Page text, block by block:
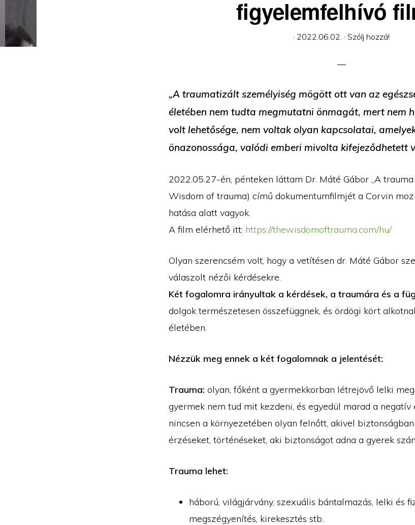
figyelemfelhívó
· 2022.06.02. · Szólj hozzá!
„A traumatizált személyiség mögött ott van az
életében nem tudta megmutatni önmagát, mert nem
volt lehetősége, nem voltak olyan kapcsolatai,
önazonossága, valódi emberi mivolta kifejeződhetett
2022.05.27-én, pénteken láttam Dr. Máté Gábor „A trauma
Wisdom of trauma) című dokumentumfilmjét a Corvin
hatása alatt vagyok.
A film elérhető itt: https://thewisdomoftrauma.com/hu/
Olyan szerencsém volt, hogy a vetítésen dr. Máté Gábor
válaszolt nézői kérdésekre.
Két fogalomra irányultak a kérdések, a traumára és a
dolgok természetesen összefüggnek, és ördögi kört
életében.
Nézzük meg ennek a két fogalomnak a jelentését:
Trauma: olyan, főként a gyermekkorban létrejövő lelki
gyermek nem tud mit kezdeni, és egyedül marad a
nincsen a környezetében olyan felnőtt, akivel
érzéseket, történéseket, aki biztonságot adna a gyerek
Trauma lehet:
háború, világjárvány, szexuális bántalmazás, lelki és
megszégyenítés, kirekesztés stb.